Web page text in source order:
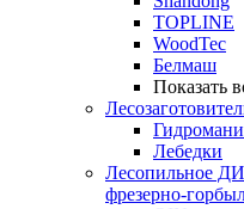
TOPLINE
WoodTec
Белмаш
Показать
Лебедки
Лесопильное
фрезерно-